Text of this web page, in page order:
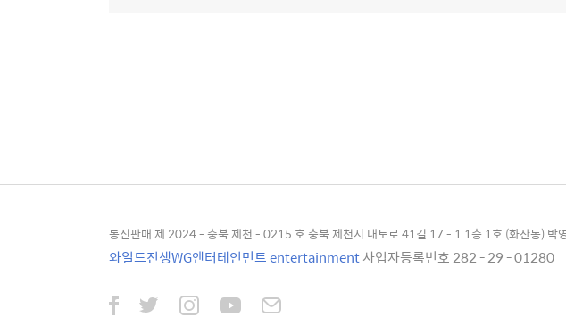
통신판매 제 2024 - 충북 제천 - 0215 호 충북 제천시 내토로 41길 17 - 1 1층 1호 (화산동)
와일드진생WG엔터테인먼트 entertainment사업자등록번호 282 - 29 - 01280